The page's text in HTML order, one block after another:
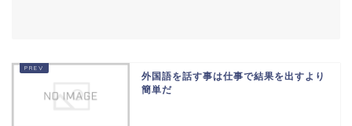
外国語を話す事は仕事で結果を出すより
簡単だ